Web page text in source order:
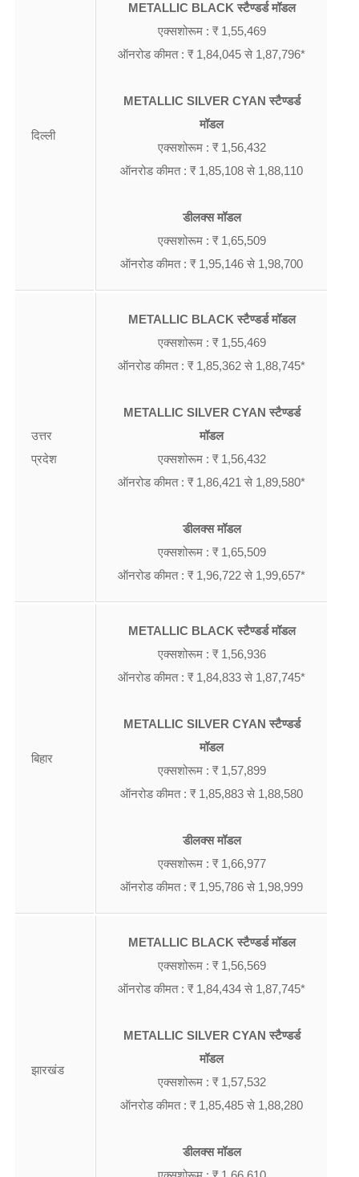
दिल्ली
METALLIC BLACK स्टैण्डर्ड मॉडल
एक्सशोरूम : ₹ 1,55,469
ऑनरोड कीमत : ₹ 1,84,045 से 1,87,796*
METALLIC SILVER CYAN स्टैण्डर्ड
मॉडल
एक्सशोरूम : ₹ 1,56,432
ऑनरोड कीमत : ₹ 1,85,108 से 1,88,110
डीलक्स मॉडल
एक्सशोरूम : ₹ 1,65,509
ऑनरोड कीमत : ₹ 1,95,146 से 1,98,700
उत्तर
प्रदेश
METALLIC BLACK स्टैण्डर्ड मॉडल
एक्सशोरूम : ₹ 1,55,469
ऑनरोड कीमत : ₹ 1,85,362 से 1,88,745*
METALLIC SILVER CYAN स्टैण्डर्ड
मॉडल
एक्सशोरूम : ₹ 1,56,432
ऑनरोड कीमत : ₹ 1,86,421 से 1,89,580*
डीलक्स मॉडल
एक्सशोरूम : ₹ 1,65,509
ऑनरोड कीमत : ₹ 1,96,722 से 1,99,657*
बिहार
METALLIC BLACK स्टैण्डर्ड मॉडल
एक्सशोरूम : ₹ 1,56,936
ऑनरोड कीमत : ₹ 1,84,833 से 1,87,745*
METALLIC SILVER CYAN स्टैण्डर्ड
मॉडल
एक्सशोरूम : ₹ 1,57,899
ऑनरोड कीमत : ₹ 1,85,883 से 1,88,580
डीलक्स मॉडल
एक्सशोरूम : ₹ 1,66,977
ऑनरोड कीमत : ₹ 1,95,786 से 1,98,999
झारखंड
METALLIC BLACK स्टैण्डर्ड मॉडल
एक्सशोरूम : ₹ 1,56,569
ऑनरोड कीमत : ₹ 1,84,434 से 1,87,745*
METALLIC SILVER CYAN स्टैण्डर्ड
मॉडल
एक्सशोरूम : ₹ 1,57,532
ऑनरोड कीमत : ₹ 1,85,485 से 1,88,280
डीलक्स मॉडल